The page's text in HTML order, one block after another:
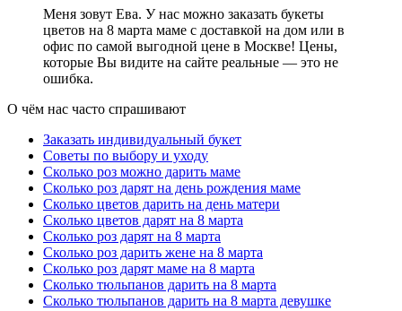
Меня зовут Ева. У нас можно заказать букеты
цветов на 8 марта маме с доставкой на дом или в
офис по самой выгодной цене в Москве! Цены,
которые Вы видите на сайте реальные — это не
ошибка.
О чём нас часто спрашивают
Заказать индивидуальный букет
Советы по выбору и уходу
Сколько роз можно дарить маме
Сколько роз дарят на день рождения маме
Сколько цветов дарить на день матери
Сколько цветов дарят на 8 марта
Сколько роз дарят на 8 марта
Сколько роз дарить жене на 8 марта
Сколько роз дарят маме на 8 марта
Сколько тюльпанов дарить на 8 марта
Сколько тюльпанов дарить на 8 марта девушке
Цветы – это универсальный презент, который дарят как на
всевозможные праздники и торжества, так и без повода,
оказывая знаки внимания. При выборе букета мужчины
задаются вопросом – какое количество роз нужно дарить
девушке? Существуют определённые правила и приметы, что
это выбирает каждый сам для себя! 1 цветок — символ
симпатии и желания продолжить общение или знакомство. А
вот 3 розы принято считать не самым удачным презентом, ведь
по народным суевериям, три бутона могут привлечь
неприятности. Букет из 7 роз — это число символизирует
взаимную страсть. Дарить 9 роз – отрицательная примета, как и
с числом 3. Букет из 11 роз считается самым лучшим вариантом
для признания в симпатии, любви. 13 роз – это символ удачи,
любви и счастья. Композиция из 15 стеблей на языке цветов
символизирует просьбы о прощении. 19 роз принято дарить
только близкому человеку, так как такой подарок является
символом счастья в браке, нежные чувства и уважение к своей
супруге. Что означает букет из 100 бутонов? Это не очень